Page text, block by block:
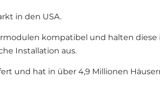
in den USA.
kompatibel und halten
Installation aus.
und hat in über 4,9 Millionen